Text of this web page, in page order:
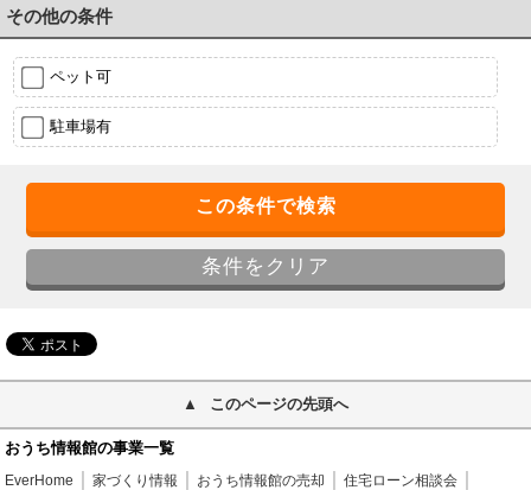
その他の条件
ペット可
駐車場有
このページの先頭へ
おうち情報館の事業一覧
EverHome 家づくり情報 おうち情報館の売却
住宅ローン相談会